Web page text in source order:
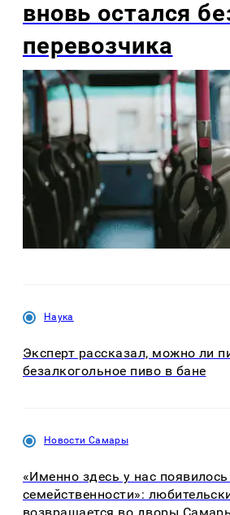
вновь остался
перевозчика
Наука
Эксперт рассказал, можно ли
безалкогольное пиво в бане
Новости Самары
«Именно здесь у нас
семейственности»: